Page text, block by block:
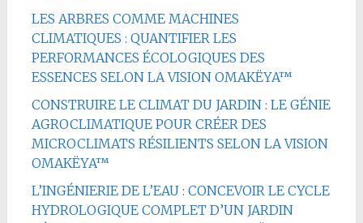
LES ARBRES COMME MACHINES
CLIMATIQUES : QUANTIFIER LES
PERFORMANCES ÉCOLOGIQUES DES
ESSENCES SELON LA VISION OMAKËYA™
CONSTRUIRE LE CLIMAT DU JARDIN : LE GÉNIE
AGROCLIMATIQUE POUR CRÉER DES
MICROCLIMATS RÉSILIENTS SELON LA VISION
OMAKËYA™
L’INGÉNIERIE DE L’EAU : CONCEVOIR LE CYCLE
HYDROLOGIQUE COMPLET D’UN JARDIN